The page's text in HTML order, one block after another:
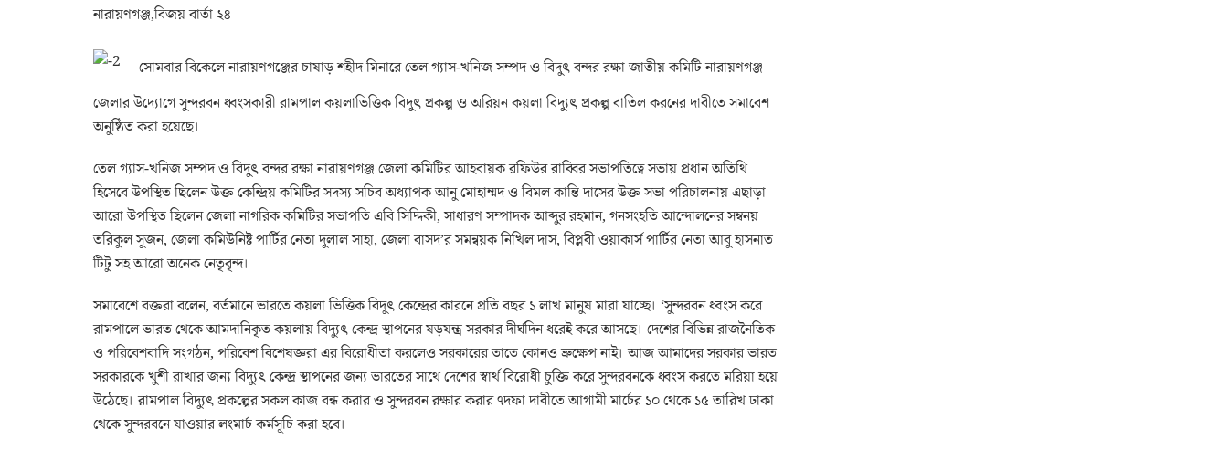
নারায়ণগঞ্জ,বিজয় বার্তা ২৪
সোমবার বিকেলে নারায়ণগঞ্জের চাষাড় শহীদ মিনারে তেল গ্যাস-খনিজ সম্পদ ও বিদুৎ বন্দর রক্ষা জাতীয় কমিটি নারায়ণগঞ্জ
জেলার উদ্যোগে সুন্দরবন ধ্বংসকারী রামপাল কয়লাভিত্তিক বিদুৎ প্রকল্প ও অরিয়ন কয়লা বিদ্যুৎ প্রকল্প বাতিল করনের দাবীতে সমাবেশ
অনুষ্ঠিত করা হয়েছে।
তেল গ্যাস-খনিজ সম্পদ ও বিদুৎ বন্দর রক্ষা নারায়ণগঞ্জ জেলা কমিটির আহবায়ক রফিউর রাব্বির সভাপতিত্বে সভায় প্রধান অতিথি
হিসেবে উপস্থিত ছিলেন উক্ত কেন্দ্রিয় কমিটির সদস্য সচিব অধ্যাপক আনু মোহাম্মদ ও বিমল কান্তি দাসের উক্ত সভা পরিচালনায় এছাড়া
আরো উপস্থিত ছিলেন জেলা নাগরিক কমিটির সভাপতি এবি সিদ্দিকী, সাধারণ সম্পাদক আব্দুর রহমান, গনসংহতি আন্দোলনের সম্বনয়
তরিকুল সুজন, জেলা কমিউনিষ্ট পার্টির নেতা দুলাল সাহা, জেলা বাসদ’র সমন্বয়ক নিখিল দাস, বিপ্লবী ওয়াকার্স পার্টির নেতা আবু হাসনাত
টিটু সহ আরো অনেক নেতৃবৃন্দ।
সমাবেশে বক্তরা বলেন, বর্তমানে ভারতে কয়লা ভিত্তিক বিদুৎ কেন্দ্রের কারনে প্রতি বছর ১ লাখ মানুষ মারা যাচ্ছে। ‘সুন্দরবন ধ্বংস করে
রামপালে ভারত থেকে আমদানিকৃত কয়লায় বিদ্যুৎ কেন্দ্র স্থাপনের ষড়যন্ত্র সরকার দীর্ঘদিন ধরেই করে আসছে। দেশের বিভিন্ন রাজনৈতিক
ও পরিবেশবাদি সংগঠন, পরিবেশ বিশেষজ্ঞরা এর বিরোধীতা করলেও সরকারের তাতে কোনও ভ্রুক্ষেপ নাই। আজ আমাদের সরকার ভারত
সরকারকে খুশী রাখার জন্য বিদ্যুৎ কেন্দ্র স্থাপনের জন্য ভারতের সাথে দেশের স্বার্থ বিরোধী চুক্তি করে সুন্দরবনকে ধ্বংস করতে মরিয়া হয়ে
উঠেছে। রামপাল বিদ্যুৎ প্রকল্পের সকল কাজ বন্ধ করার ও সুন্দরবন রক্ষার করার ৭দফা দাবীতে আগামী মার্চের ১০ থেকে ১৫ তারিখ ঢাকা
থেকে সুন্দরবনে যাওয়ার লংমার্চ কর্মসূচি করা হবে।